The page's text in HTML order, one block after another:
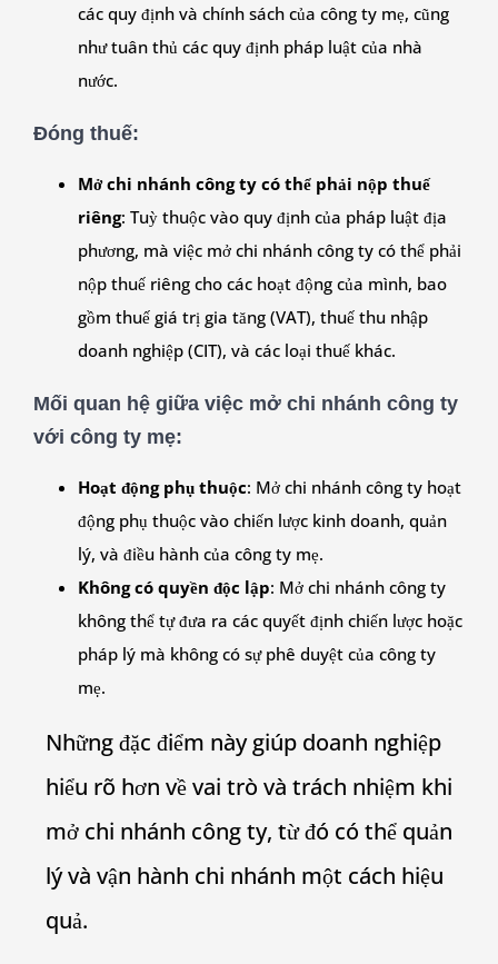
các quy định và chính sách của công ty mẹ, cũng
như tuân thủ các quy định pháp luật của nhà
nước.
Đóng thuế:
Mở chi nhánh công ty có thể phải nộp thuế
riêng: Tuỳ thuộc vào quy định của pháp luật địa
phương, mà việc mở chi nhánh công ty có thể phải
nộp thuế riêng cho các hoạt động của mình, bao
gồm thuế giá trị gia tăng (VAT), thuế thu nhập
doanh nghiệp (CIT), và các loại thuế khác.
Mối quan hệ giữa việc mở chi nhánh công ty
với công ty mẹ:
Hoạt động phụ thuộc: Mở chi nhánh công ty hoạt
động phụ thuộc vào chiến lược kinh doanh, quản
lý, và điều hành của công ty mẹ.
Không có quyền độc lập: Mở chi nhánh công ty
không thể tự đưa ra các quyết định chiến lược hoặc
pháp lý mà không có sự phê duyệt của công ty
mẹ.
Những đặc điểm này giúp doanh nghiệp
hiểu rõ hơn về vai trò và trách nhiệm khi
mở chi nhánh công ty, từ đó có thể quản
lý và vận hành chi nhánh một cách hiệu
quả.